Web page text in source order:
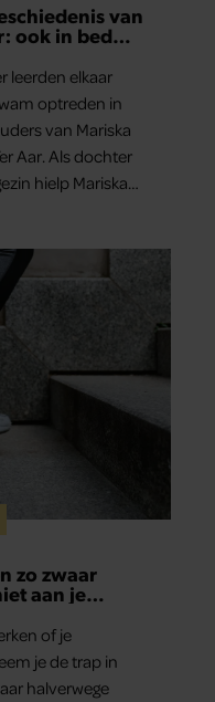
van
ook in bed
leerden elkaar
optreden in
van Mariska
Aar. Als dochter
hielp Mariska
zo zwaar
aan je
of je
je de trap in
halverwege